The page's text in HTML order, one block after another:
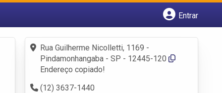
Entrar
Fazer login
Criar conta
Rua Guilherme Nicolletti, 1169 -
Pindamonhangaba - SP - 12445-120
Endereço copiado!
(12) 3637-1440